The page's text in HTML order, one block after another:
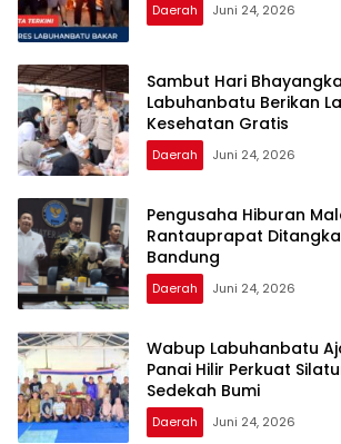
Daerah Juni 24, 2026
Sambut Hari
Labuhanbatu Berikan
Kesehatan Gratis
Daerah Juni 24, 2026
Pengusaha Hiburan
Rantauprapat
Bandung
Daerah Juni 24, 2026
Wabup Labuhanbatu
Panai Hilir Perkuat
Sedekah Bumi
Daerah Juni 24, 2026